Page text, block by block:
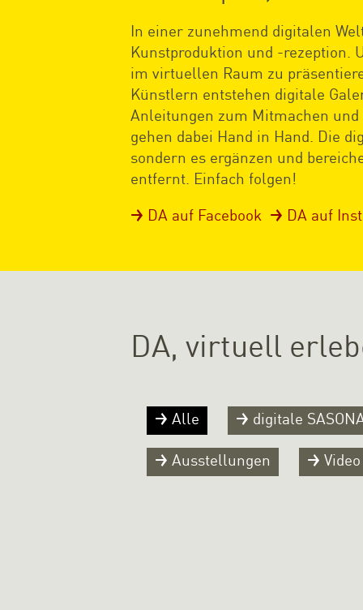
In einer zunehmend digitalen
Kunstproduktion und -rezeption.
im virtuellen Raum zu
Künstlern entstehen digitale
Anleitungen zum Mitmachen
gehen dabei Hand in Hand. Die
sondern es ergänzen und
entfernt. Einfach folgen!
DA auf Facebook
DA auf
DA, virtuell
Alle digitale
Ausstellungen Video